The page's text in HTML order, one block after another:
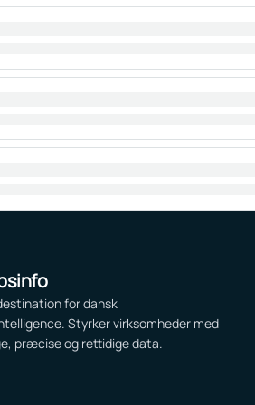
for dansk
Styrker virksomheder med
præcise og rettidige data.